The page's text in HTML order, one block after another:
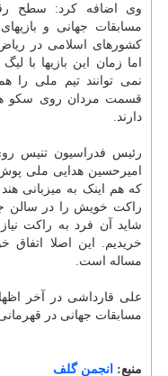
وی اضافه کرد: سطح
مسابقات جهانی و
کشورهای اسلامی در
اما زمان این بازیها با
نمی توانند تیم ملی را
قسمت مردان روی سکو
دارند.
رئیس فدراسیون تنیس
امیرحسین هدایی ملی پوش
که هم اینک به میزبانی
راکت خویش را در سالن
شاید آن فرد به راکت
خریدیم. این اصلا اتفاق
مساله است.
علی قارداشی در آخر
مسابقات جهانی در
منبع: انجمن گلف